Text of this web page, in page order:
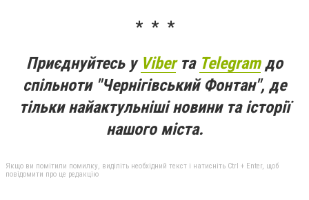
* * *
Приєднуйтесь у Viberта Telegramдо
спільноти "Чернігівський Фонтан", де
тільки найактульніші новини та історії
нашого міста.
Якщо ви помітили помилку, виділіть необхідний текст і натисніть Ctrl + Enter, щоб
повідомити про це редакцію